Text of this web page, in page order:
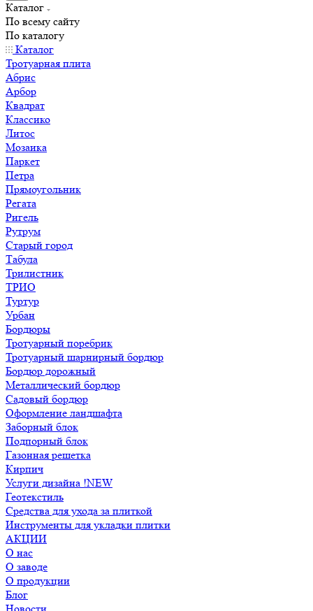
Каталог
По всему сайту
По каталогу
Каталог
Тротуарная плита
Абрис
Арбор
Квадрат
Классико
Литос
Мозаика
Паркет
Петра
Прямоугольник
Регата
Ригель
Рутрум
Старый город
Табула
Трилистник
ТРИО
Туртур
Урбан
Бордюры
Тротуарный поребрик
Тротуарный шарнирный бордюр
Бордюр дорожный
Металлический бордюр
Садовый бордюр
Оформление ландшафта
Заборный блок
Подпорный блок
Газонная решетка
Кирпич
Услуги дизайна !NEW
Геотекстиль
Средства для ухода за плиткой
Инструменты для укладки плитки
АКЦИИ
О нас
О заводе
О продукции
Блог